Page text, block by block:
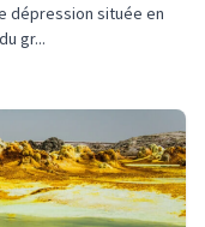
dépression située en
gr...